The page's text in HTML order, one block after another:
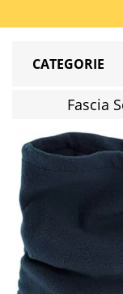
CATEGORIE
Fascia